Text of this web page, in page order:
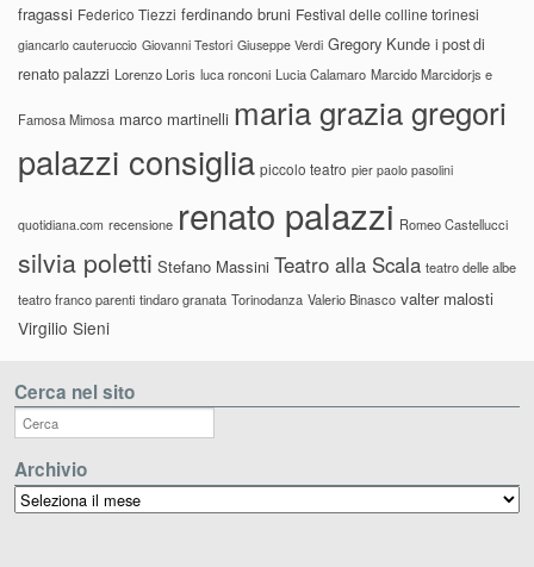
fragassi Federico Tiezzi ferdinando bruni Festival delle colline torinesi
giancarlo cauteruccio Giovanni Testori Giuseppe Verdi Gregory Kunde i post di
renato palazzi Lorenzo Loris luca ronconi Lucia Calamaro Marcido Marcidorjs e
Famosa Mimosa marco martinelli maria grazia gregori
palazzi consiglia piccolo teatro pier paolo pasolini
quotidiana.com recensione renato palazzi Romeo Castellucci
silvia poletti Stefano Massini Teatro alla Scala teatro delle albe
teatro franco parenti tindaro granata Torinodanza Valerio Binasco valter malosti
Virgilio Sieni
Cerca nel sito
Archivio
Archivio